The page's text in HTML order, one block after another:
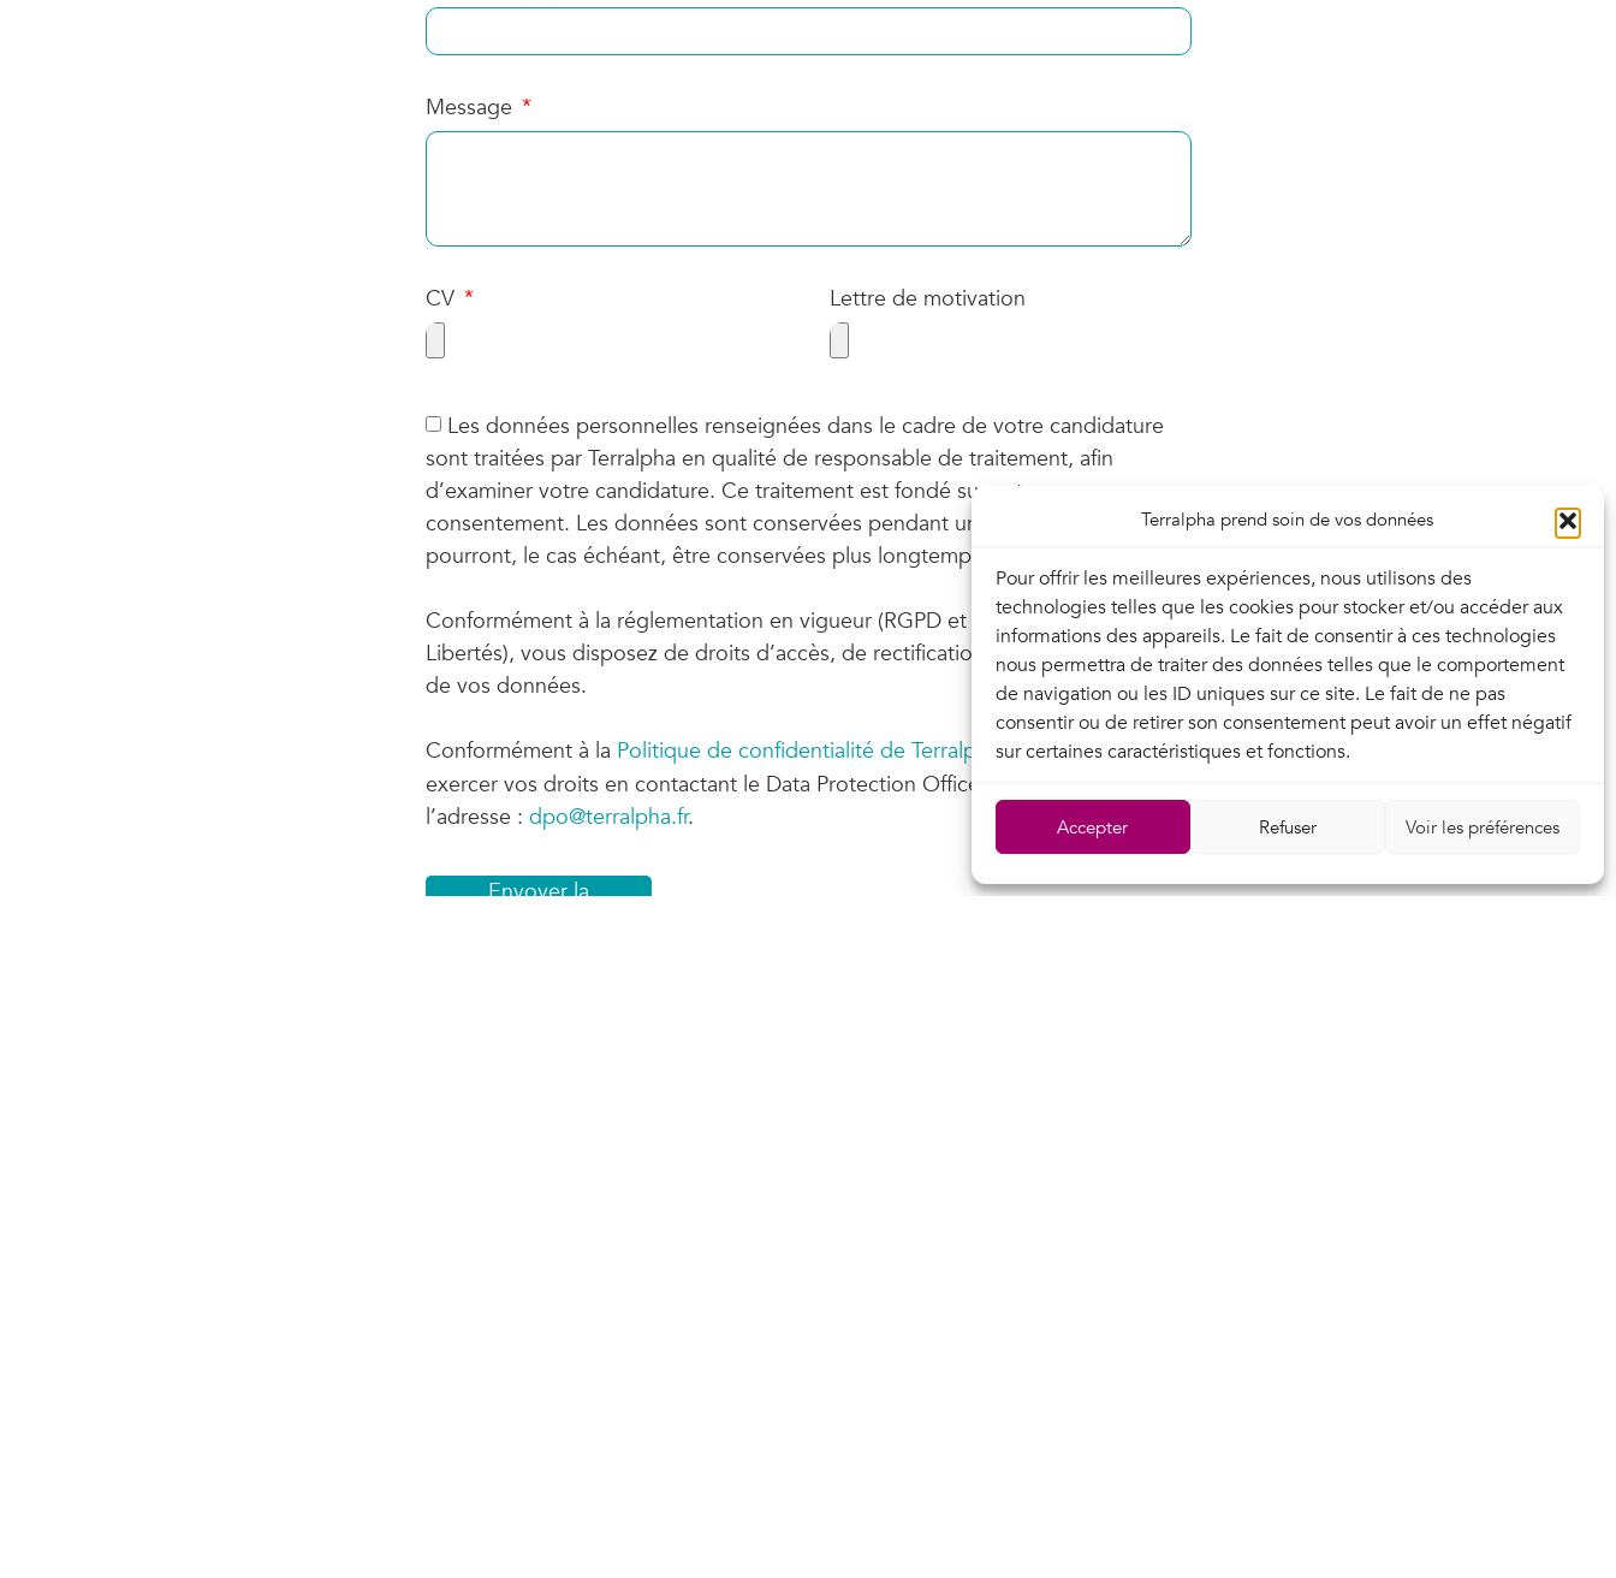
Terralpha prend soin de vos données
Pour offrir les meilleures expériences, nous utilisons des
technologies telles que les cookies pour stocker et/ou accéder aux
informations des appareils. Le fait de consentir à ces technologies
nous permettra de traiter des données telles que le comportement
de navigation ou les ID uniques sur ce site. Le fait de ne pas
consentir ou de retirer son consentement peut avoir un effet négatif
sur certaines caractéristiques et fonctions.
Accepter Refuser Voir les préférences
Message
CV Lettre de motivation
Les données personnelles renseignées dans le cadre de votre candidature
sont traitées par Terralpha en qualité de responsable de traitement, afin
d’examiner votre candidature. Ce traitement est fondé sur votre
consentement. Les données sont conservées pendant une durée de 2 ans et
pourront, le cas échéant, être conservées plus longtemps avec votre accord.
Conformément à la réglementation en vigueur (RGPD et loi Informatique et
Libertés), vous disposez de droits d’accès, de rectification et de suppression
de vos données.
Conformément à la Politique de confidentialité de Terralpha, vous pouvez
exercer vos droits en contactant le Data Protection Officer de Terralpha, à
l’adresse : dpo@terralpha.fr.
Envoyer la